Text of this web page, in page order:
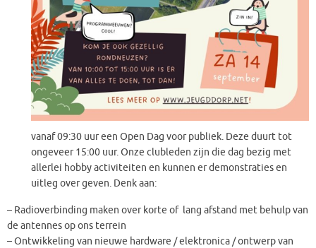
vanaf 09:30 uur een Open Dag voor publiek. Deze duurt tot
ongeveer 15:00 uur. Onze clubleden zijn die dag bezig met
allerlei hobby activiteiten en kunnen er demonstraties en
uitleg over geven. Denk aan:
– Radioverbinding maken over korte of lang afstand met behulp van
de antennes op ons terrein
– Ontwikkeling van nieuwe hardware / elektronica / ontwerp van